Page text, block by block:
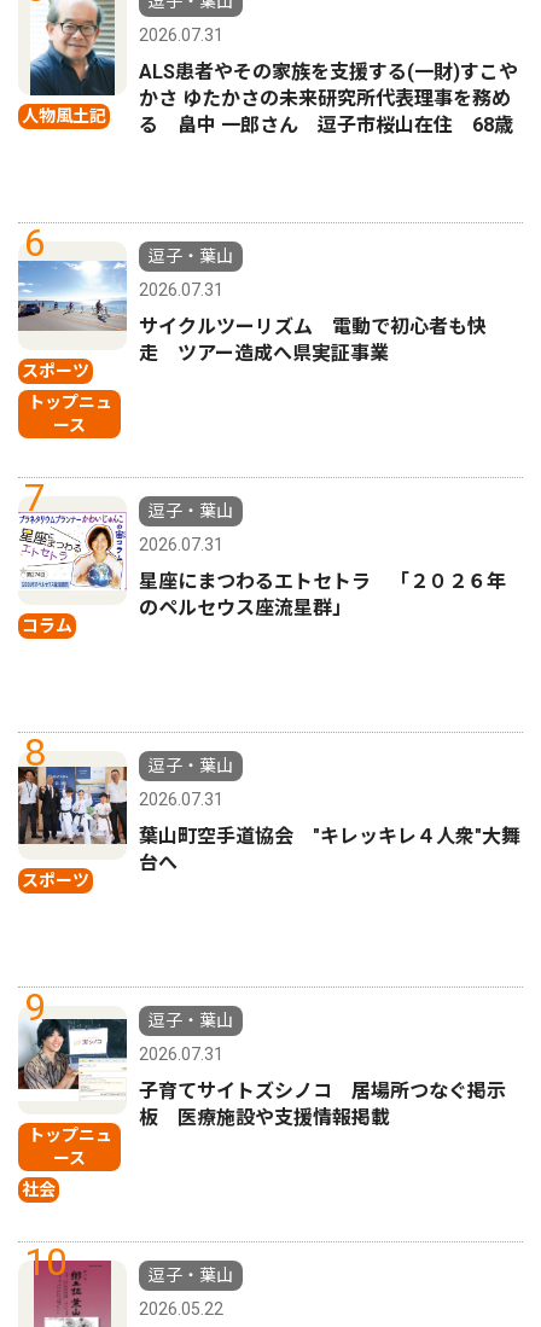
人物風土記
2026.07.31
ALS患者やその家族を支援する(一財)すこや
かさ ゆたかさの未来研究所代表理事を務め
る 畠中 一郎さん 逗子市桜山在住 68歳
6
スポーツ
トップニュ
ース
逗子・葉山
2026.07.31
サイクルツーリズム 電動で初心者も快
走 ツアー造成へ県実証事業
7
コラム
逗子・葉山
2026.07.31
星座にまつわるエトセトラ 「２０２６年
のペルセウス座流星群」
8
スポーツ
逗子・葉山
2026.07.31
葉山町空手道協会 "キレッキレ４人衆"大舞
台へ
9
トップニュ
ース
社会
逗子・葉山
2026.07.31
子育てサイトズシノコ 居場所つなぐ掲示
板 医療施設や支援情報掲載
10
逗子・葉山
2026.05.22